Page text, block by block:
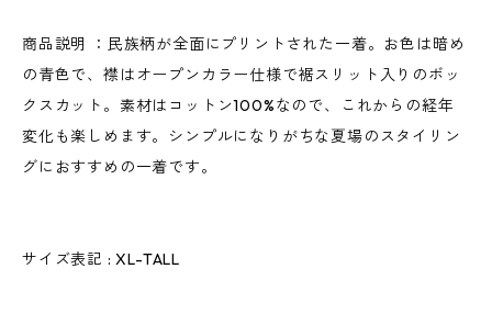
商品説明 ：民族柄が全面にプリントされた一着。お色は暗め
の青色で、襟はオープンカラー仕様で裾スリット入りのボッ
クスカット。素材はコットン100%なので、これからの経年
変化も楽しめます。シンプルになりがちな夏場のスタイリン
グにおすすめの一着です。
サイズ表記 : XL-TALL